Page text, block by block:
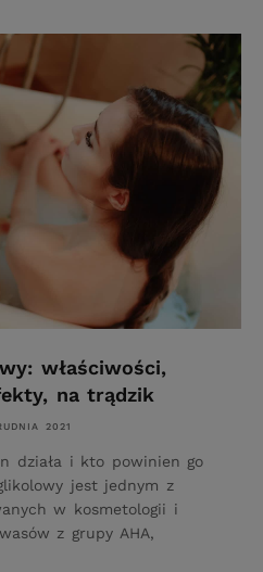
właściwości,
na trądzik
2021
działa i kto powinien go
jest jednym z
w kosmetologii i
z grupy AHA,